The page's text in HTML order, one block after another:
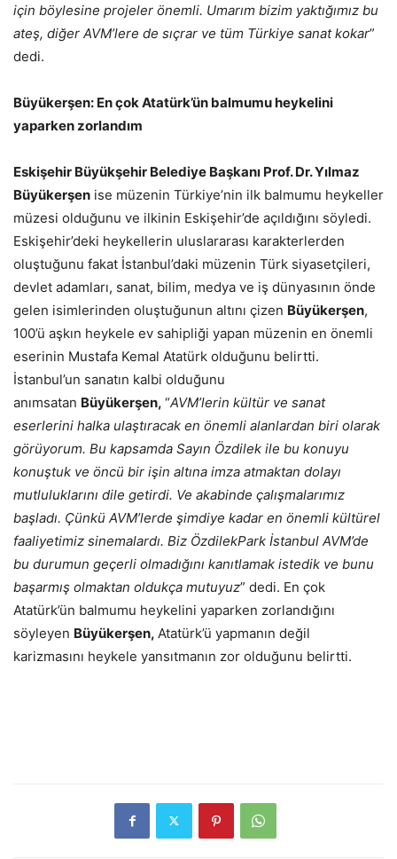
için böylesine projeler önemli. Umarım bizim yaktığımız bu
ateş, diğer AVM’lere de sıçrar ve tüm Türkiye sanat kokar”
dedi.
Büyükerşen: En çok Atatürk’ün balmumu heykelini
yaparken zorlandım
Eskişehir Büyükşehir Belediye Başkanı Prof. Dr. Yılmaz
Büyükerşen ise müzenin Türkiye’nin ilk balmumu heykeller
müzesi olduğunu ve ilkinin Eskişehir’de açıldığını söyledi.
Eskişehir’deki heykellerin uluslararası karakterlerden
oluştuğunu fakat İstanbul’daki müzenin Türk siyasetçileri,
devlet adamları, sanat, bilim, medya ve iş dünyasının önde
gelen isimlerinden oluştuğunun altını çizen Büyükerşen,
100’ü aşkın heykele ev sahipliği yapan müzenin en önemli
eserinin Mustafa Kemal Atatürk olduğunu belirtti.
İstanbul’un sanatın kalbi olduğunu
anımsatan Büyükerşen, “AVM’lerin kültür ve sanat
eserlerini halka ulaştıracak en önemli alanlardan biri olarak
görüyorum. Bu kapsamda Sayın Özdilek ile bu konuyu
konuştuk ve öncü bir işin altına imza atmaktan dolayı
mutluluklarını dile getirdi. Ve akabinde çalışmalarımız
başladı. Çünkü AVM’lerde şimdiye kadar en önemli kültürel
faaliyetimiz sinemalardı. Biz ÖzdilekPark İstanbul AVM’de
bu durumun geçerli olmadığını kanıtlamak istedik ve bunu
başarmış olmaktan oldukça mutuyuz” dedi. En çok
Atatürk’ün balmumu heykelini yaparken zorlandığını
söyleyen Büyükerşen, Atatürk’ü yapmanın değil
karizmasını heykele yansıtmanın zor olduğunu belirtti.